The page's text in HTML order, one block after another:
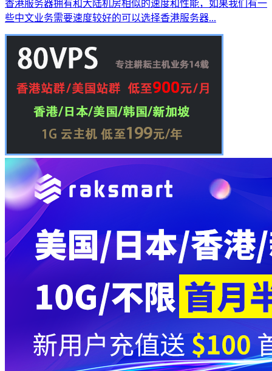
香港服务器拥有和大陆机房相似的速度和性能，如果我们有一
些中文业务需要速度较好的可以选择香港服务器...